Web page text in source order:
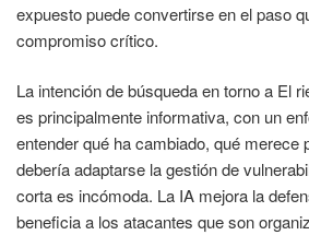
expuesto puede convertirse en el paso
compromiso crítico.
La intención de búsqueda en torno a El
es principalmente informativa, con un
entender qué ha cambiado, qué merece
debería adaptarse la gestión de
corta es incómoda. La IA mejora la
beneficia a los atacantes que son